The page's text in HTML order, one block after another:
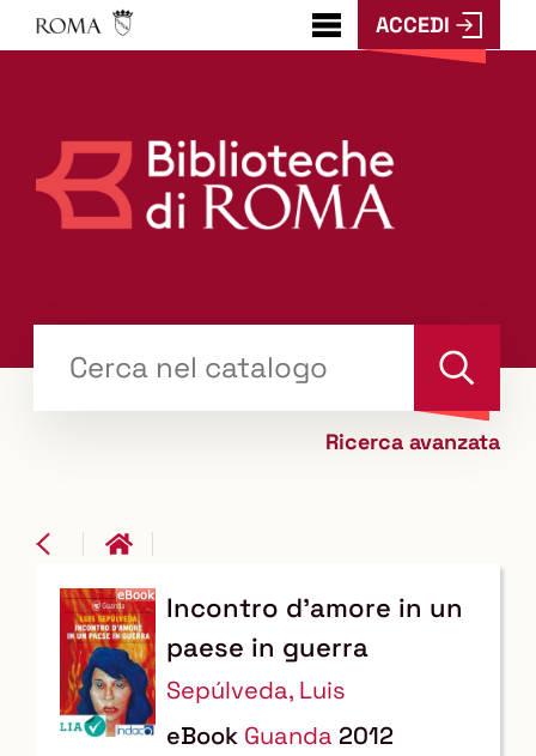
???
menu.button???
ACCEDI
il tuo libro "Catalogo"
Cerca
Ricerca avanzata
Dettaglio
del
documento
Incontro d'amore in un
paese in guerra
Sepúlveda, Luis
eBook Guanda 2012